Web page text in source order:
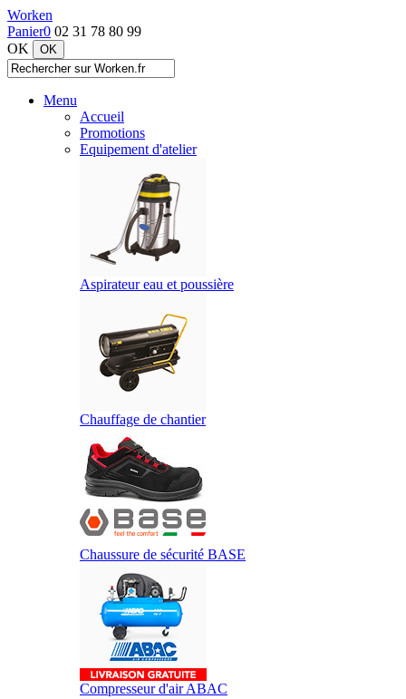
Worken
Panier0 02 31 78 80 99
OK
Menu
Accueil
Promotions
Equipement d'atelier
Aspirateur eau et poussière
Chauffage de chantier
Chaussure de sécurité BASE
Compresseur d'air ABAC